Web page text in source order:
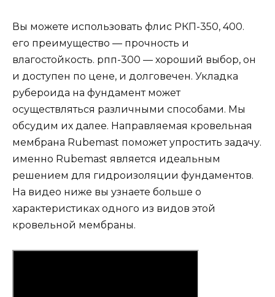
Вы можете использовать флис РКП-350, 400.
его преимущество — прочность и
влагостойкость. рпп-300 — хороший выбор, он
и доступен по цене, и долговечен. Укладка
рубероида на фундамент может
осуществляться различными способами. Мы
обсудим их далее. Направляемая кровельная
мембрана Rubemast поможет упростить задачу.
именно Rubemast является идеальным
решением для гидроизоляции фундаментов.
На видео ниже вы узнаете больше о
характеристиках одного из видов этой
кровельной мембраны.